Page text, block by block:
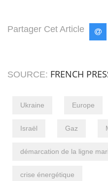
Partager Cet Article
SOURCE: FRENCH
Ukraine Europe
Israël Gaz
démarcation de la ligne
crise énergétique